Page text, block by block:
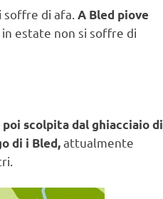
di afa. A Bled piove
in estate non si soffre di
scolpita dal ghiacciaio di
di i Bled,attualmente